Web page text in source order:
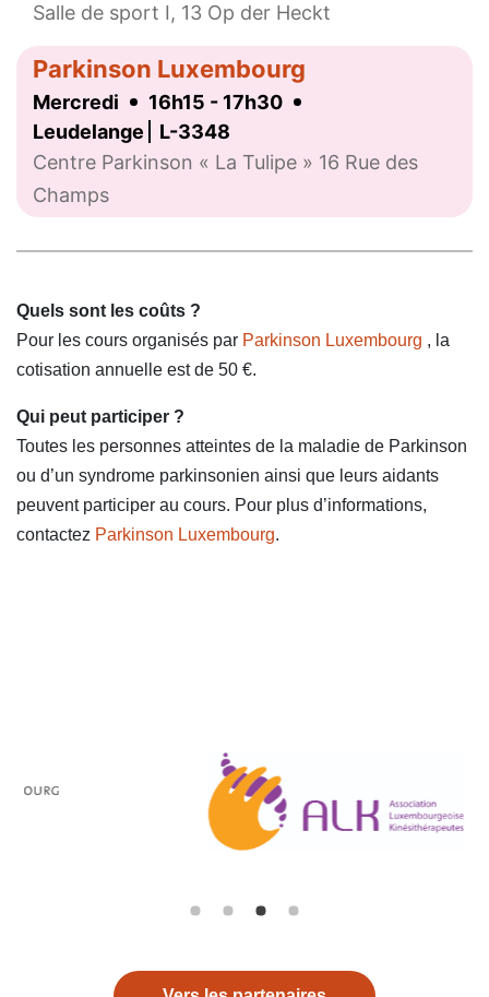
Salle de sport I, 13 Op der Heckt
Parkinson Luxembourg
Mercredi
16h15 - 17h30
Leudelange
L-3348
Centre Parkinson « La Tulipe » 16 Rue des
Champs
Quels sont les coûts ?
Pour les cours organisés par Parkinson Luxembourg , la
cotisation annuelle est de 50 €.
Qui peut participer ?
Toutes les personnes atteintes de la maladie de Parkinson
ou d’un syndrome parkinsonien ainsi que leurs aidants
peuvent participer au cours. Pour plus d’informations,
contactez Parkinson Luxembourg.